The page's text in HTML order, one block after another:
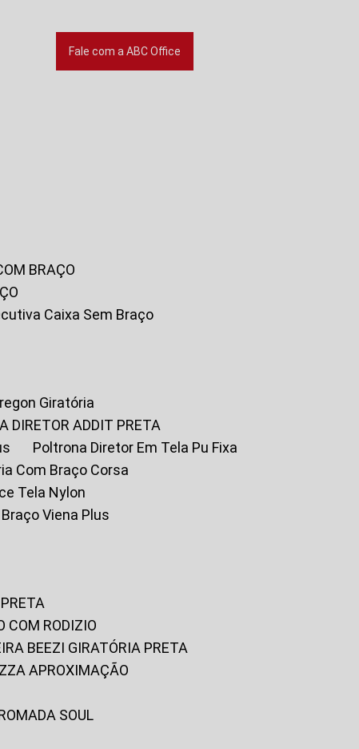
Fale com a ABC Office
BRAÇO
Caixa Sem Braço
Giratória
DIRETOR ADDIT PRETA
Poltrona Diretor Em Tela Pu Fixa
Com Braço Corsa
Tela Nylon
Viena Plus
COM RODIZIO
BEEZI GIRATÓRIA PRETA
APROXIMAÇÃO
SOUL